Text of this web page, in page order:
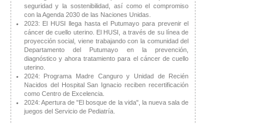
seguridad y la sostenibilidad, así como el compromiso
con la Agenda 2030 de las Naciones Unidas.
2023: El HUSI llega hasta el Putumayo para prevenir el
cáncer de cuello uterino. El HUSI, a través de su línea de
proyección social, viene trabajando con la comunidad del
Departamento del Putumayo en la prevención,
diagnóstico y ahora tratamiento para el cáncer de cuello
uterino.
2024: Programa Madre Canguro y Unidad de Recién
Nacidos del Hospital San Ignacio reciben recertificación
como Centro de Excelencia.
2024: Apertura de "El bosque de la vida", la nueva sala de
juegos del Servicio de Pediatría.